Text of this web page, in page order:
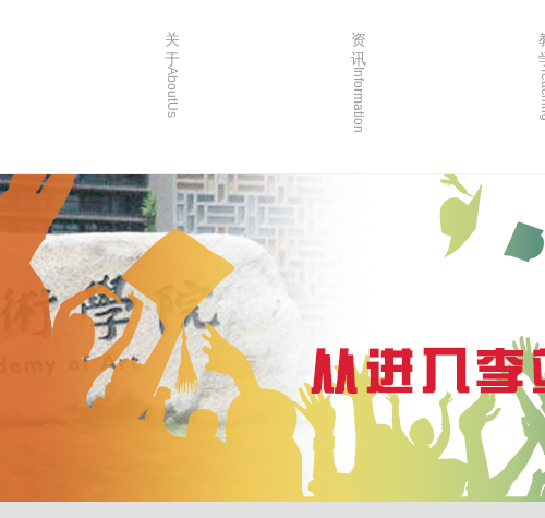
关
于
AboutUs
画室简介
品牌故事
校园环境
资
讯
Information
微课堂